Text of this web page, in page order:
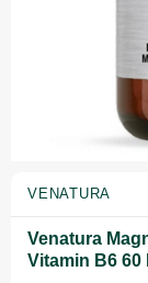
VENATURA
Venatura
Vitamin B6 60